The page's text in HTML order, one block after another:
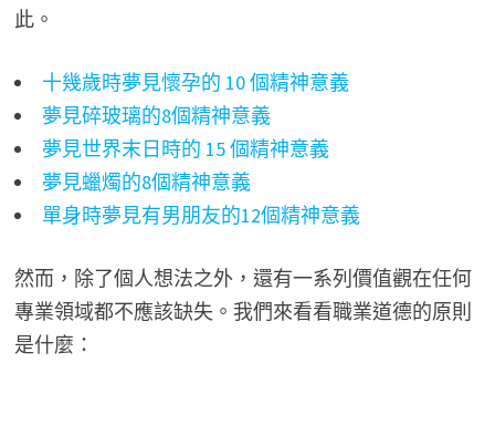
此。
十幾歲時夢見懷孕的 10 個精神意義
夢見碎玻璃的8個精神意義
夢見世界末日時的 15 個精神意義
夢見蠟燭的8個精神意義
單身時夢見有男朋友的12個精神意義
然而，除了個人想法之外，還有一系列價值觀在任何
專業領域都不應該缺失。我們來看看職業道德的原則
是什麼：